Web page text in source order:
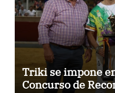
Triki se impone
Concurso de